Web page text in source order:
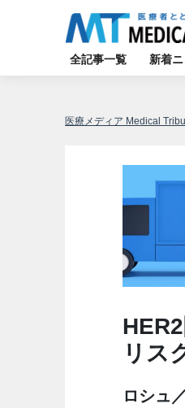
全記事一覧 新着
医療メディア Medical
リス
ロシュ